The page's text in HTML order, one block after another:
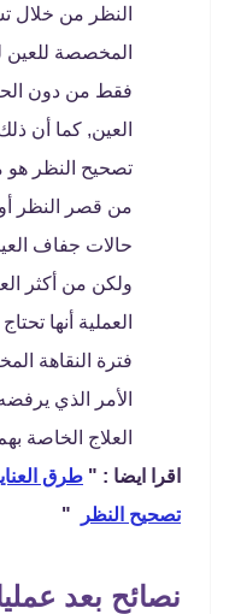
النظر من خلال
المخصصة للعين
فقط من دون
العين, كما أن
تصحيح النظر هو
من قصر النظر
حالات جفاف
ولكن من أكثر
العملية أنها
فترة النقاهة
الأمر الذي
العلاج الخاصة
اقرا ايضا : " طرق
تصحيح النظر
"
نصائح بعد